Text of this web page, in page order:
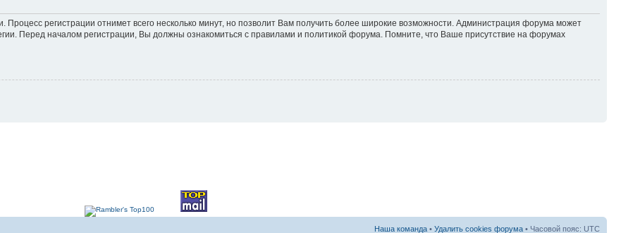
регистрации отнимет всего несколько минут, но позволит Вам получить более широкие возможности. Администрация форума может
Перед началом регистрации, Вы должны ознакомиться с правилами и политикой форума. Помните, что Ваше присутствие на форумах
Наша команда • Удалить cookies форума • Часовой пояс: UTC